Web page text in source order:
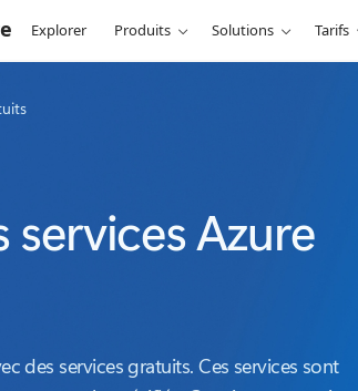
Explorer Produits Solutions Tarifs
services Azure
des services gratuits. Ces services sont